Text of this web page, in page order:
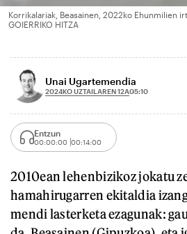
Korrikalariak, Beasainen, 2022ko Ehunmilien
GOIERRIKO HITZA
Unai Ugartemendia
2024KO UZTAILAREN 12A05:10
Entzun
00:00:00 00:14:00
2010ean lehenbizikoz jokatu
hamahirugarren ekitaldia
mendi lasterketa ezagunak: